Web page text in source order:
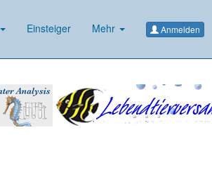
Einsteiger Mehr Anmelden